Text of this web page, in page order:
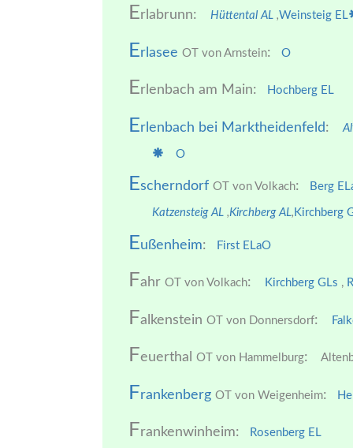
Erlabrunn: Hüttental AL ,Weinsteig EL
Erlasee OT von Arnstein: O
Erlenbach am Main: Hochberg EL
Erlenbach bei Marktheidenfeld:
O
Escherndorf OT von Volkach: Berg
Katzensteig AL ,Kirchberg AL, Kirchberg
Eußenheim: First ELaO
Fahr OT von Volkach: Kirchberg GLs ,
Falkenstein OT von Donnersdorf:
Feuerthal OT von Hammelburg:
Frankenberg OT von Weigenheim:
Frankenwinheim: Rosenberg EL